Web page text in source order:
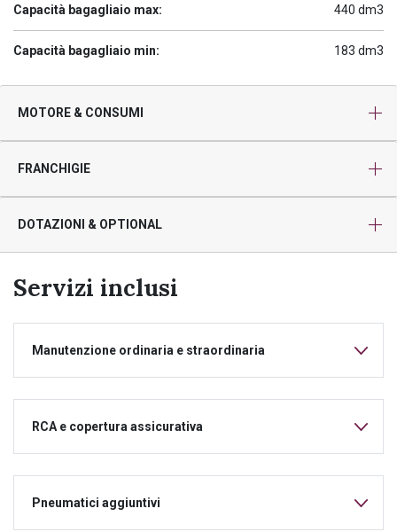
Capacità bagagliaio max: 440 dm3
Capacità bagagliaio min: 183 dm3
MOTORE & CONSUMI
FRANCHIGIE
DOTAZIONI & OPTIONAL
Servizi inclusi
Manutenzione ordinaria e straordinaria
RCA e copertura assicurativa
Pneumatici aggiuntivi